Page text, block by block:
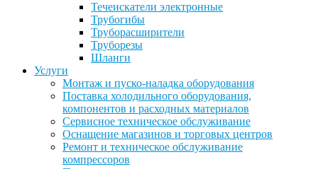
Течеискатели электронные
Трубогибы
Труборасширители
Труборезы
Шланги
Услуги
Монтаж и пуско-наладка оборудования
Поставка холодильного оборудования,
компонентов и расходных материалов
Сервисное техническое обслуживание
Оснащение магазинов и торговых центров
Ремонт и техническое обслуживание
компрессоров